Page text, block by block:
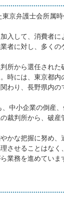
京弁護士会所属
入して、消費者
者に対し、多く
所から選任され
時には、東京都
わり、長野県内
中小企業の倒産
裁判所から、破
かな把握に努め
させることはな
業務を進めていま